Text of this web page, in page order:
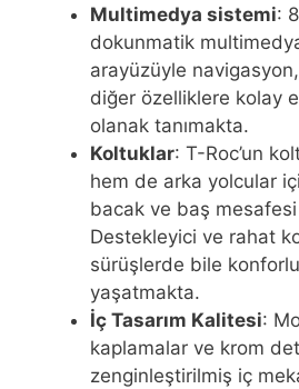
Multimedya sistemi:
dokunmatik
arayüzüyle
diğer özelliklere kolay
olanak tanımakta.
Koltuklar: T-Roc’un
hem de arka yolcular
bacak ve baş
Destekleyici ve rahat
sürüşlerde bile
yaşatmakta.
İç Tasarım Kalitesi:
kaplamalar ve krom
zenginleştirilmiş iç